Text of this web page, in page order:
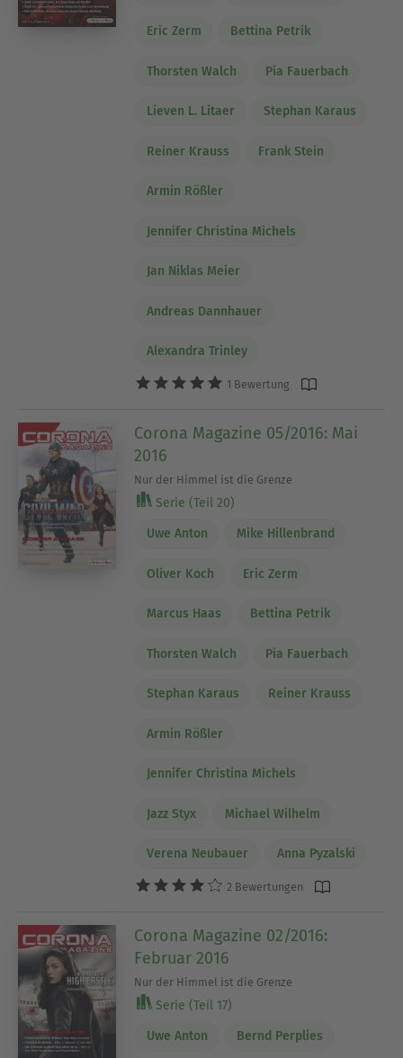
Eric Zerm Bettina Petrik
Thorsten Walch Pia Fauerbach
Lieven L. Litaer Stephan Karaus
Reiner Krauss Frank Stein
Armin Rößler
Jennifer Christina Michels
Jan Niklas Meier
Andreas Dannhauer
Alexandra Trinley
1 Bewertung
Corona Magazine 05/2016: Mai
2016
Nur der Himmel ist die Grenze
Serie (Teil 20)
Uwe Anton Mike Hillenbrand
Oliver Koch Eric Zerm
Marcus Haas Bettina Petrik
Thorsten Walch Pia Fauerbach
Stephan Karaus Reiner Krauss
Armin Rößler
Jennifer Christina Michels
Jazz Styx Michael Wilhelm
Verena Neubauer Anna Pyzalski
2 Bewertungen
Corona Magazine 02/2016:
Februar 2016
Nur der Himmel ist die Grenze
Serie (Teil 17)
Uwe Anton Bernd Perplies